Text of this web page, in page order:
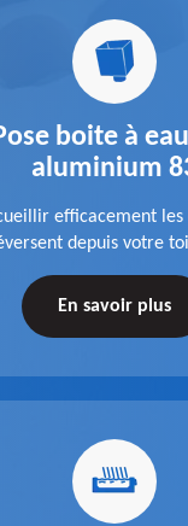
boite à
aluminium
efficacement les
depuis votre
83 Var de la société
En savoir plus